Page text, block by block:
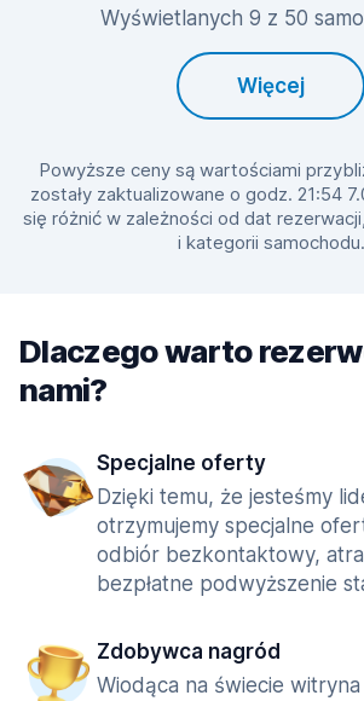
Wyświetlanych 9 z 50
Więcej
Powyższe ceny są wartościami
zostały zaktualizowane o godz. 21:54
się różnić w zależności od dat
i kategorii samochodu.
Dlaczego warto
nami?
Specjalne oferty
Dzięki temu, że jesteśmy
otrzymujemy specjalne
odbiór bezkontaktowy,
bezpłatne podwyższenie
Zdobywca nagród
Wiodąca na świecie